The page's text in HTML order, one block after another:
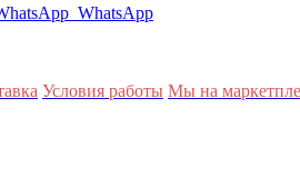
WhatsApp
Условия работы Мы на